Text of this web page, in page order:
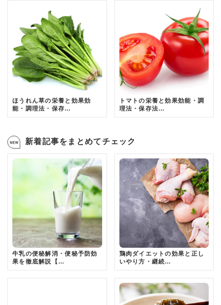
ほうれん草の栄養と効果効
能・調理法・保存…
トマトの栄養と効果効能・調
理法・保存法…
新着記事をまとめてチェック
牛乳の便秘解消・便秘予防効
果を徹底解説【…
鶏肉ダイエットの効果と正し
いやり方・継続…